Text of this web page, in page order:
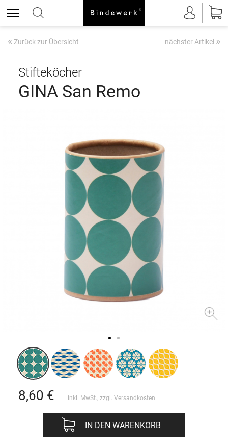
« Zurück zur Übersicht nächster Artikel »
Stifteköcher
GINA San Remo
8,60 € inkl. MwSt., zzgl. Versandkosten
IN DEN WARENKORB